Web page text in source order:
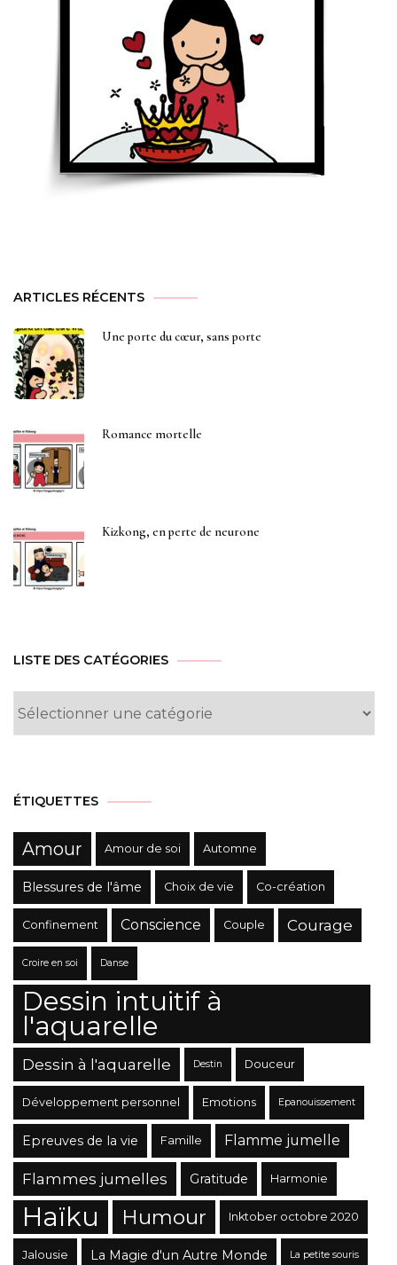
ARTICLES RÉCENTS
Une porte du cœur, sans porte
Romance mortelle
Kizkong, en perte de neurone
LISTE DES CATÉGORIES
ÉTIQUETTES
Amour Amour de soi Automne
Blessures de l'âme Choix de vie Co-création
Confinement Conscience Couple Courage
Croire en soi Danse
Dessin intuitif à
l'aquarelle
Dessin à l'aquarelle Destin Douceur
Développement personnel Emotions Epanouissement
Epreuves de la vie Famille Flamme jumelle
Flammes jumelles Gratitude Harmonie
Haïku Humour Inktober octobre 2020
Jalousie La Magie d'un Autre Monde La petite souris